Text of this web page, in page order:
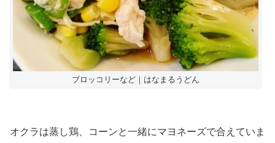
ブロッコリーなど｜はなまるうどん
オクラは蒸し鶏、コーンと一緒にマヨネーズで合えていま